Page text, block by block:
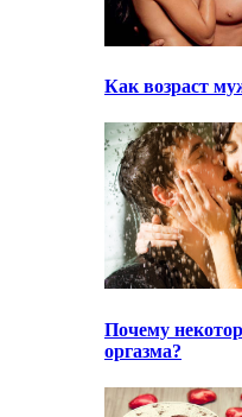
Как возраст
Почему
оргазма?